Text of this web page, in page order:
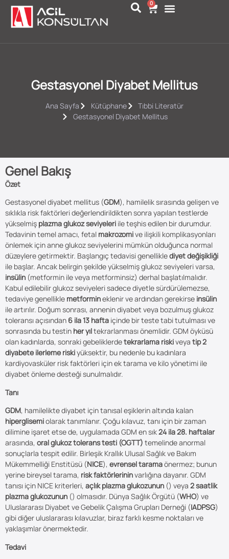
0
Gestasyonel Diyabet Mellitus
Ana Sayfa Kütüphane
Tıbbi Literatür
Gestasyonel Diyabet Mellitus
Genel Bakış
Özet
Gestasyonel diyabet mellitus (GDM), hamilelik sırasında gelişen ve
sıklıkla risk faktörleri değerlendirildikten sonra yapılan testlerde
yükselmiş plazma glukoz seviyeleri ile teşhis edilen bir durumdur.
Tedavinin temel amacı, fetal makrozomive ilişkili komplikasyonları
önlemek için anne glukoz seviyelerini mümkün olduğunca normal
düzeylere getirmektir. Başlangıç tedavisi genelliklediyet değişikliği
ile başlar. Ancak belirgin şekilde yükselmiş glukoz seviyeleri varsa,
insülin (metformin ile veya metforminsiz) derhal başlatılmalıdır.
Kabul edilebilir glukoz seviyeleri sadece diyetle sürdürülemezse,
tedaviye genellikle metformineklenir ve ardından gerekirse insülin
ile artırılır. Doğum sonrası, annenin diyabet veya bozulmuş glukoz
toleransı açısından 6 ila 13 hafta içinde bir teste tabi tutulması ve
sonrasında bu testin her yıltekrarlanması önemlidir. GDM öyküsü
olan kadınlarda, sonraki gebeliklerdetekrarlama riskiveya tip 2
diyabete ilerleme riskiyüksektir, bu nedenle bu kadınlara
kardiyovasküler risk faktörleri için ek tarama ve kilo yönetimi ile
diyabet önleme desteği sunulmalıdır.
Tanı
GDM, hamilelikte diyabet için tanısal eşiklerin altında kalan
hiperglisemiolarak tanımlanır. Çoğu kılavuz, tanı için bir zaman
dilimine işaret etse de, uygulamada GDM en sık24 ila 28. haftalar
arasında, oral glukoz tolerans testi (OGTT) temelinde anormal
sonuçlarla tespit edilir. Birleşik Krallık Ulusal Sağlık ve Bakım
Mükemmelliği Enstitüsü (NICE), evrensel taramaönermez; bunun
yerine bireysel tarama, risk faktörlerininvarlığına dayanır. GDM
tanısı için NICE kriterleri, açlık plazma glukozunun () veya 2 saatlik
plazma glukozunun () olmasıdır. Dünya Sağlık Örgütü (WHO) ve
Uluslararası Diyabet ve Gebelik Çalışma Grupları Derneği (IADPSG)
gibi diğer uluslararası kılavuzlar, biraz farklı kesme noktaları ve
yaklaşımlar önermektedir.
Tedavi